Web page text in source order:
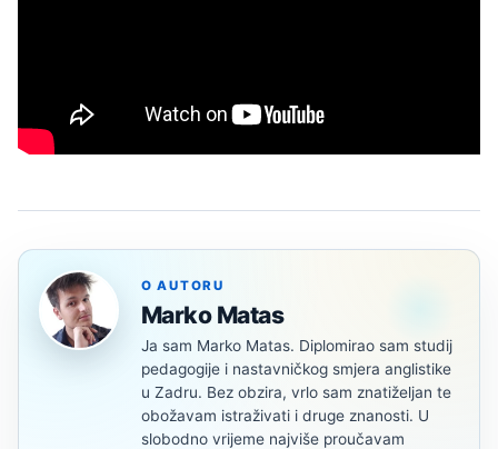
O AUTORU
Marko Matas
Ja sam Marko Matas. Diplomirao sam studij
pedagogije i nastavničkog smjera anglistike
u Zadru. Bez obzira, vrlo sam znatiželjan te
obožavam istraživati i druge znanosti. U
slobodno vrijeme najviše proučavam